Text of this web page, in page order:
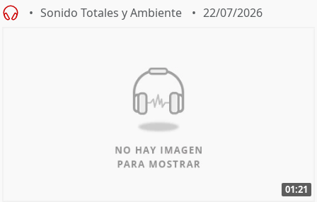
Sonido Totales y Ambiente 22/07/2026
01:21